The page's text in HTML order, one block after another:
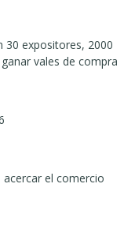
30 expositores, 2000
vales de compra
acercar el comercio